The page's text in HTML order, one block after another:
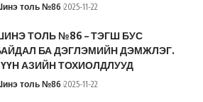
толь №86 2025-11-22
ТОЛЬ №86 – ТЭГШ БУС
БА ДЭГЛЭМИЙН ДЭМЖЛЭГ.
АЗИЙН ТОХИОЛДЛУУД
толь №86 2025-11-22